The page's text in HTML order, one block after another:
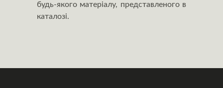
будь-якого матеріалу, представленого в
каталозі.